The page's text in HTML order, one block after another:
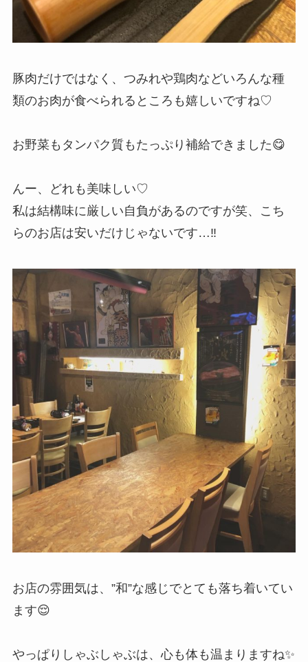
豚肉だけではなく、つみれや鶏肉などいろんな種
類のお肉が食べられるところも嬉しいですね♡
お野菜もタンパク質もたっぷり補給できました😋
んー、どれも美味しい♡
私は結構味に厳しい自負があるのですが笑、こち
らのお店は安いだけじゃないです…‼
お店の雰囲気は、”和”な感じでとても落ち着いてい
ます😌
やっぱりしゃぶしゃぶは、心も体も温まりますね✨